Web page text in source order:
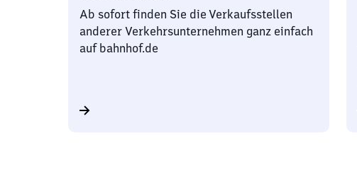
Ab sofort finden Sie die Verkaufsstellen
anderer Verkehrsunternehmen ganz einfach
auf bahnhof.de